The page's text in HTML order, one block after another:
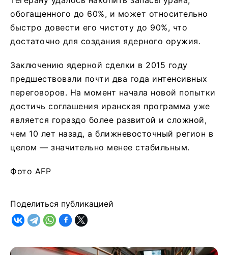
обогащенного до 60%, и может относительно
быстро довести его чистоту до 90%, что
достаточно для создания ядерного оружия.
Заключению ядерной сделки в 2015 году
предшествовали почти два года интенсивных
переговоров. На момент начала новой попытки
достичь соглашения иранская программа уже
является гораздо более развитой и сложной,
чем 10 лет назад, а ближневосточный регион в
целом — значительно менее стабильным.
Фото AFP
Поделиться публикацией